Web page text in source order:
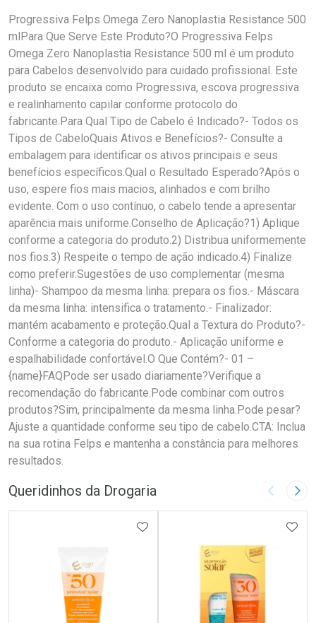
Progressiva Felps Omega Zero Nanoplastia Resistance 500
mlPara Que Serve Este Produto?O Progressiva Felps
Omega Zero Nanoplastia Resistance 500 ml é um produto
para Cabelos desenvolvido para cuidado profissional. Este
produto se encaixa como Progressiva, escova progressiva
e realinhamento capilar conforme protocolo do
fabricante.Para Qual Tipo de Cabelo é Indicado?- Todos os
Tipos de CabeloQuais Ativos e Benefícios?- Consulte a
embalagem para identificar os ativos principais e seus
benefícios específicos.Qual o Resultado Esperado?Após o
uso, espere fios mais macios, alinhados e com brilho
evidente. Com o uso contínuo, o cabelo tende a apresentar
aparência mais uniforme.Conselho de Aplicação?1) Aplique
conforme a categoria do produto.2) Distribua uniformemente
nos fios.3) Respeite o tempo de ação indicado.4) Finalize
como preferir.Sugestões de uso complementar (mesma
linha)- Shampoo da mesma linha: prepara os fios.- Máscara
da mesma linha: intensifica o tratamento.- Finalizador:
mantém acabamento e proteção.Qual a Textura do Produto?-
Conforme a categoria do produto.- Aplicação uniforme e
espalhabilidade confortável.O Que Contém?- 01 –
{name}FAQPode ser usado diariamente?Verifique a
recomendação do fabricante.Pode combinar com outros
produtos?Sim, principalmente da mesma linha.Pode pesar?
Ajuste a quantidade conforme seu tipo de cabelo.CTA: Inclua
na sua rotina Felps e mantenha a constância para melhores
resultados.
Queridinhos da Drogaria Imagem
ADICIONAR AOS FAVORITOS